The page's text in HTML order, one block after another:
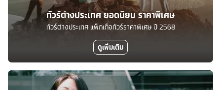
ทัวร์ต่างประเทศ ยอดนิยม ราคาพิเศษ
ทัวร์ต่างประเทศ แพ็กเก็จทัวร์ราคาพิเศษ ปี 2568
ดูเพิ่มเติม